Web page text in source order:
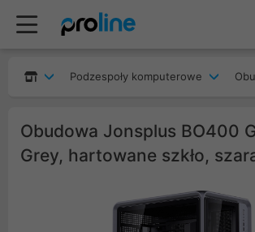
Podzespoły komputerowe
Obudowa Jonsplus BO400
Grey, hartowane szkło,